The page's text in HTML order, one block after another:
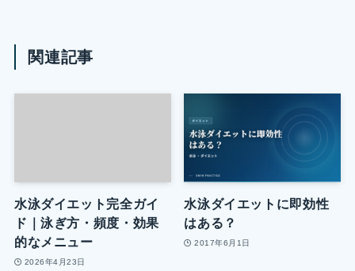
関連記事
水泳ダイエット完全ガイ
ド｜泳ぎ方・頻度・効果
的なメニュー
2026年4月23日
水泳ダイエットに即効性
はある？
2017年6月1日